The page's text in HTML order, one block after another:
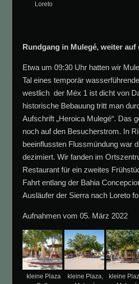
Loreto
Rundgang in Mulegé, weiter auf
Etwa um 09:30 Uhr hatten wir
Tal eines temporär
westlich der Méx 1 ist dicht von
historische Bebauung tritt man
Aufschrift „Heroica Mulegé“. Das
noch auf den Besucherstrom. In
beeinflussten Flussmündung war
dezimiert. Wir fanden im
Restaurant für ein zweites
Fahrt entlang der Bahia
Ausläufer der Sierra nach Loreto
Aufnahmen vom 05. März 2022
kleine Plaza
kleine Plaza,
kleine